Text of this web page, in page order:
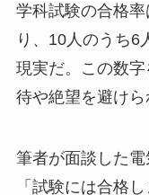
学科試験の合格
り、10人のうち6
現実だ。この数
待や絶望を避けら
筆者が面談した電
「試験には合格